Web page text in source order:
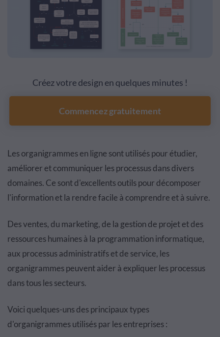
Créez votre design en quelques minutes !
Commencez gratuitement
Les organigrammes en ligne sont utilisés pour étudier,
améliorer et communiquer les processus dans divers
domaines. Ce sont d'excellents outils pour décomposer
l'information et la rendre facile à comprendre et à suivre.
Des ventes, du marketing, de la gestion de projet et des
ressources humaines à la programmation informatique,
aux processus administratifs et de service, les
organigrammes peuvent aider à expliquer les processus
dans tous les secteurs.
Voici quelques-uns des principaux types
d'organigrammes utilisés par les entreprises :